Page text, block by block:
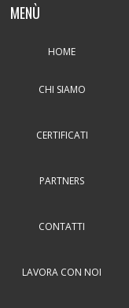
MENÙ
HOME
CHI SIAMO
CERTIFICATI
PARTNERS
CONTATTI
LAVORA CON NOI